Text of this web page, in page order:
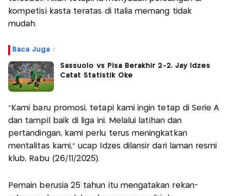
kompetisi kasta teratas di Italia memang tidak
mudah.
Baca Juga :
Sassuolo vs Pisa Berakhir 2-2, Jay Idzes
Catat Statistik Oke
"Kami baru promosi, tetapi kami ingin tetap di Serie A
dan tampil baik di liga ini. Melalui latihan dan
pertandingan, kami perlu terus meningkatkan
mentalitas kami," ucap Idzes dilansir dari laman resmi
klub, Rabu (26/11/2025).
Pemain berusia 25 tahun itu mengatakan rekan-